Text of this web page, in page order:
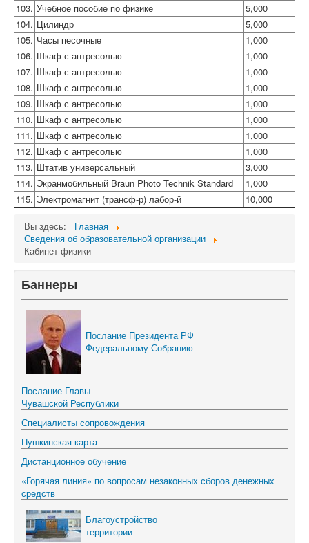
103. Учебное пособие по физике
5,000
104. Цилиндр
5,000
105. Часы песочные
1,000
106. Шкаф с антресолью
1,000
107. Шкаф с антресолью
1,000
108. Шкаф с антресолью
1,000
109. Шкаф с антресолью
1,000
110. Шкаф с антресолью
1,000
111. Шкаф с антресолью
1,000
112. Шкаф с антресолью
1,000
113. Штатив универсальный
3,000
114. Экранмобильный Braun Photo Technik Standard
1,000
115. Электромагнит (трансф-р) лабор-й 10,000
Вы здесь:
Главная
Сведения об образовательной организации
Кабинет физики
Баннеры
Послание Президента РФ
Федеральному Собранию
Послание Главы
Чувашской Республики
Специалисты сопровождения
Пушкинская карта
Дистанционное обучение
«Горячая линия» по вопросам незаконных сборов денежных
средств
Благоустройство
территории